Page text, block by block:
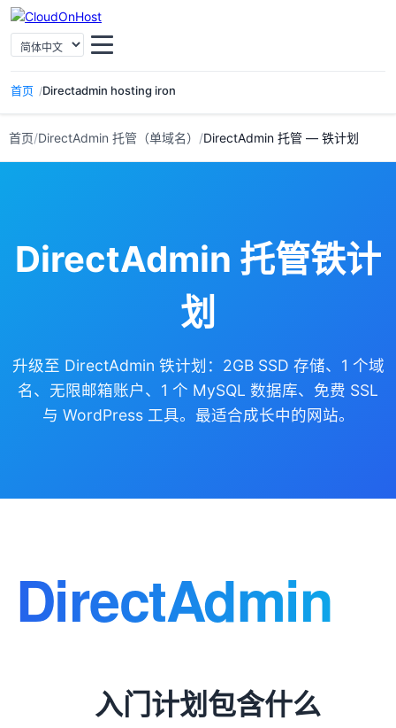
首页 Directadmin hosting iron
选择语言
首页/DirectAdmin 托管（单域名） /DirectAdmin 托管 — 铁计划
DirectAdmin 托管铁计
划
升级至 DirectAdmin 铁计划：2GB SSD 存储、1 个域
名、无限邮箱账户、1 个 MySQL 数据库、免费 SSL
与 WordPress 工具。最适合成长中的网站。
入门计划包含什么